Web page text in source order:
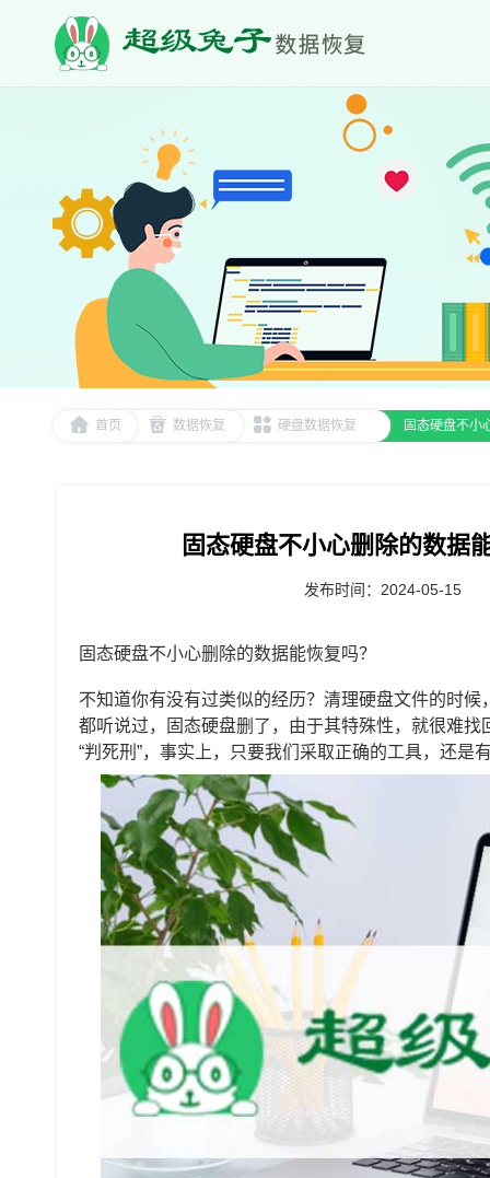
首页 数据恢复 硬盘数据恢复 固态硬盘不小
固态硬盘不小心删除的数据
发布时间：2024-05-15
固态硬盘不小心删除的数据能恢复吗？
不知道你有没有过类似的经历？清理硬盘文件的时
都听说过，固态硬盘删了，由于其特殊性，就很难
“判死刑”，事实上，只要我们采取正确的工具，还